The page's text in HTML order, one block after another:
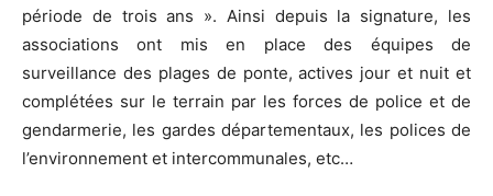
période de trois ans ». Ainsi depuis la signature, les
associations ont mis en place des équipes de
surveillance des plages de ponte, actives jour et nuit et
complétées sur le terrain par les forces de police et de
gendarmerie, les gardes départementaux, les polices de
l’environnement et intercommunales, etc…